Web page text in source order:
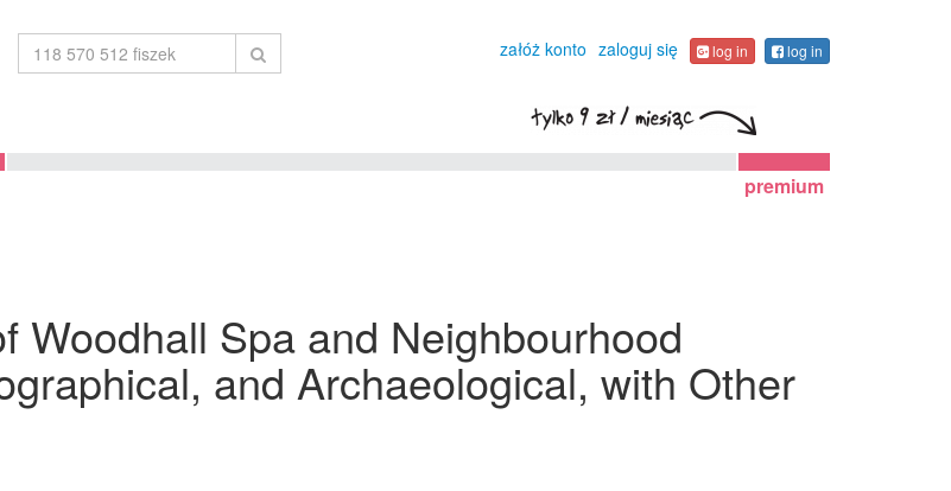
załóż konto zaloguj się log in log in
premium
Woodhall Spa and Neighbourhood
and Archaeological, with Other